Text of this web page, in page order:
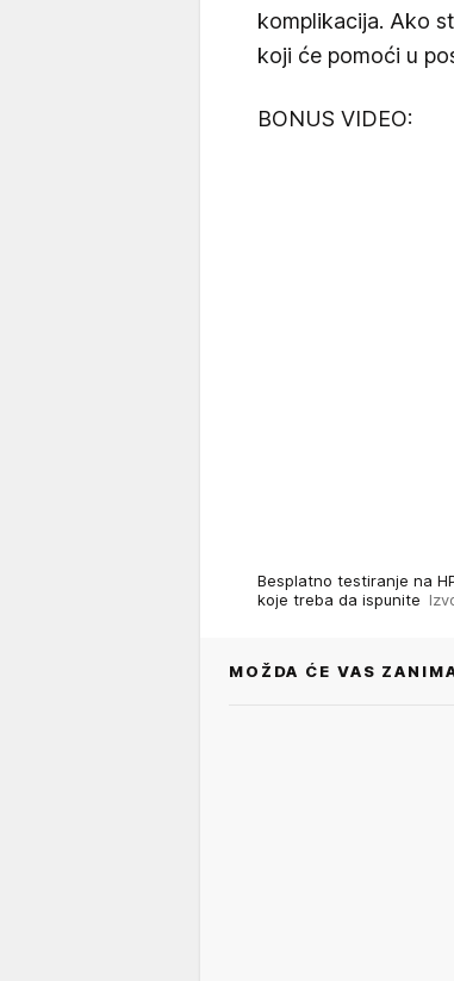
komplikacija. Ako
koji će pomoći u
BONUS VIDEO:
Besplatno testiranje na
koje treba da ispunite
MOŽDA ĆE VAS